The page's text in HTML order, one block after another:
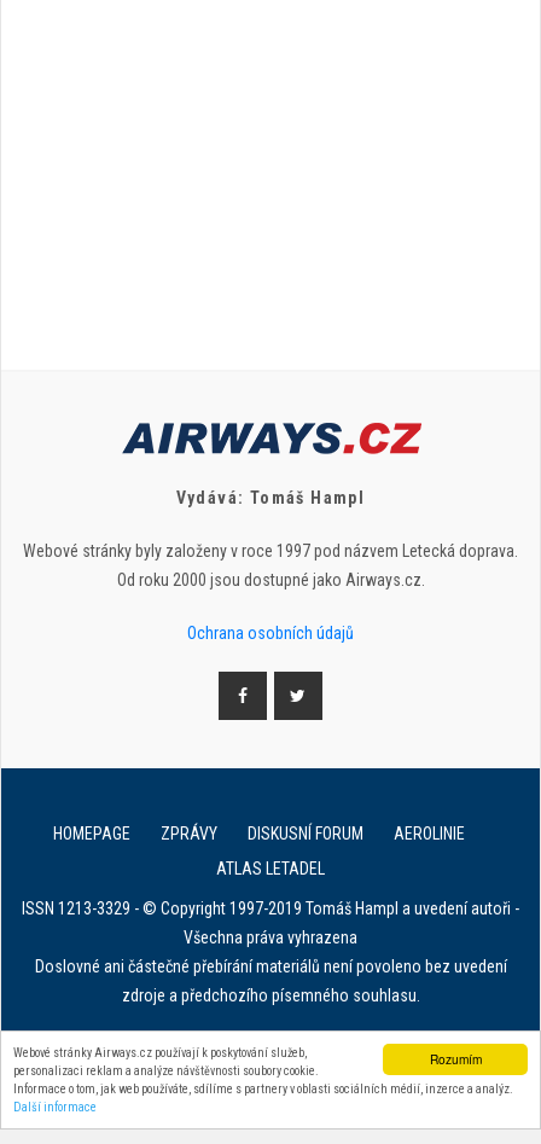
Rozumím
Webové stránky Airways.cz používají k poskytování služeb,
personalizaci reklam a analýze návštěvnosti soubory cookie.
Informace o tom, jak web používáte, sdílíme s partnery v oblasti sociálních médií, inzerce a analýz.
Další informace
Vydává: Tomáš Hampl
Webové stránky byly založeny v roce 1997 pod názvem Letecká doprava.
Od roku 2000 jsou dostupné jako Airways.cz.
Ochrana osobních údajů
HOMEPAGE ZPRÁVY DISKUSNÍ FORUM
AEROLINIE
ATLAS LETADEL
ISSN 1213-3329 - © Copyright 1997-2019 Tomáš Hampl a uvedení autoři -
Všechna práva vyhrazena
Doslovné ani částečné přebírání materiálů není povoleno bez uvedení
zdroje a předchozího písemného souhlasu.
E. in ART for african IVF clinics
Zařízení na stahování dat z tachografu